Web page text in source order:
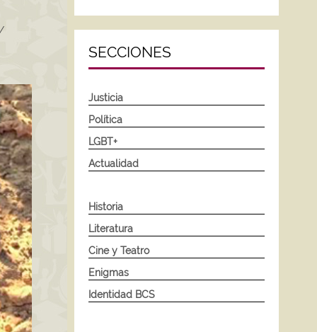
SECCIONES
Justicia
Política
LGBT+
Actualidad
Historia
Literatura
Cine y Teatro
Enigmas
Identidad BCS